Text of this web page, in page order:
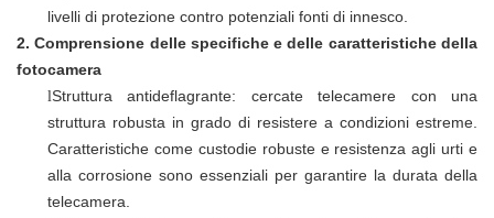
livelli di protezione contro potenziali fonti di innesco.
2.Comprensione delle specifiche e delle caratteristiche della
fotocamera
lStruttura antideflagrante: cercate telecamere con una
struttura robusta in grado di resistere a condizioni estreme.
Caratteristiche come custodie robuste e resistenza agli urti e
alla corrosione sono essenziali per garantire la durata della
telecamera.